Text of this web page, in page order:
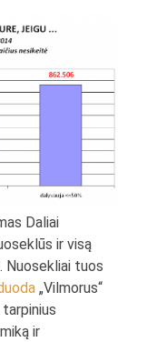
Daliai
ir visą
Nuosekliai tuos
„Vilmorus“
ir